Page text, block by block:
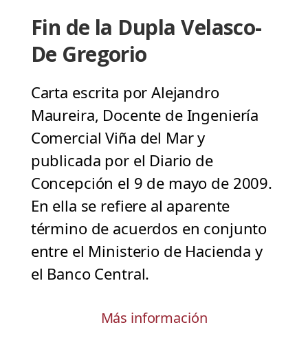
Fin de la Dupla Velasco-
De Gregorio
Carta escrita por Alejandro
Maureira, Docente de Ingeniería
Comercial Viña del Mar y
publicada por el Diario de
Concepción el 9 de mayo de 2009.
En ella se refiere al aparente
término de acuerdos en conjunto
entre el Ministerio de Hacienda y
el Banco Central.
Más información